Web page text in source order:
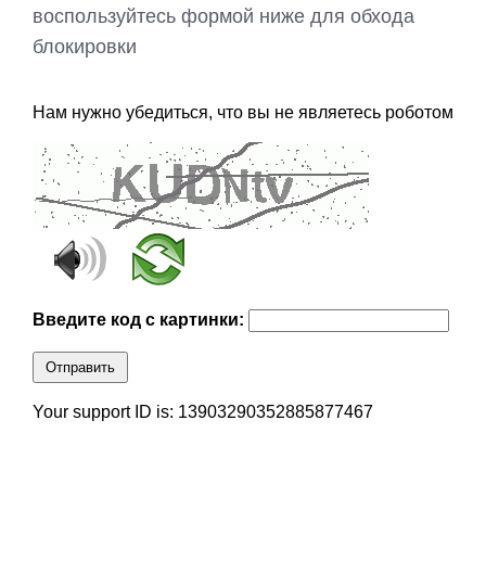
воспользуйтесь формой ниже для обхода
блокировки
Нам нужно убедиться, что вы не являетесь роботом
Введите код с картинки:
Отправить
Your support ID is: 13903290352885877467